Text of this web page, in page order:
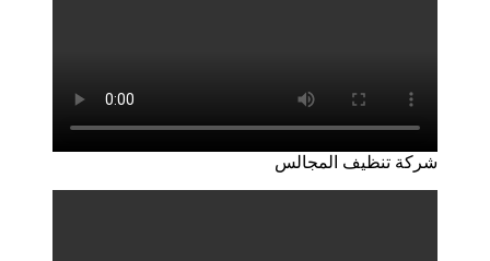
شركة تنظيف المجالس